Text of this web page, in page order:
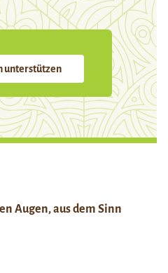
unterstützen
Augen, aus dem Sinn